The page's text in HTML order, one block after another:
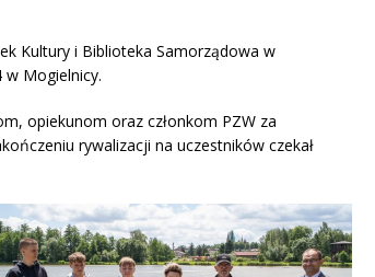
Kultury i Biblioteka Samorządowa w
w Mogielnicy.
opiekunom oraz członkom PZW za
rywalizacji na uczestników czekał